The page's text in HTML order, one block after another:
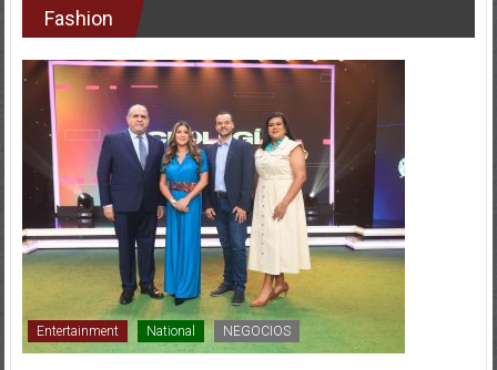
Fashion
Entertainment National NEGOCIOS